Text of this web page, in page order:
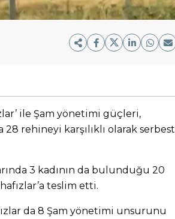
ile Şam yönetimi güçleri,
28 rehineyi karşılıklı olarak serbest
3 kadının da bulunduğu 20
teslim etti.
da 8 Şam yönetimi unsurunu